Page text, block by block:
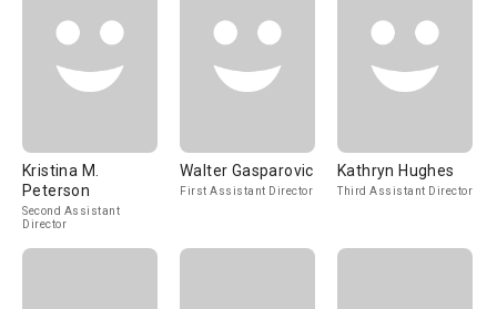
Kristina M.
Peterson
Second Assistant
Director
Walter Gasparovic
First Assistant Director
Kathryn Hughes
Third Assistant Director